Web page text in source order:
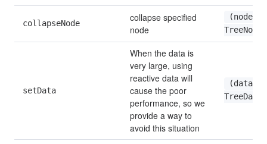
collapseNode
collapse specified
node
(node:
TreeNode)
setData
When the data is
very large, using
reactive data will
cause the poor
performance, so we
provide a way to
avoid this situation
(data:
TreeData)